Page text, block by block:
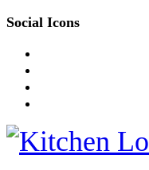
Social Icons